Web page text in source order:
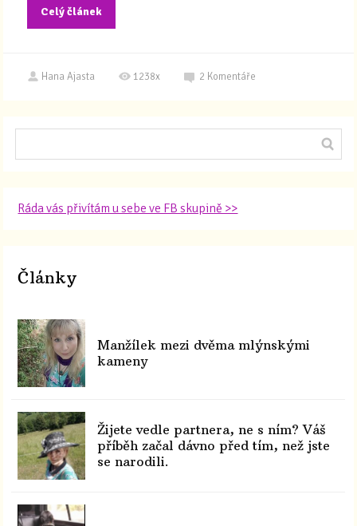
Celý článek
Hana Ajasta 1238x 2 Komentáře
Ráda vás přivítám u sebe ve FB skupině >>
Články
Manžílek mezi dvěma mlýnskými
kameny
Žijete vedle partnera, ne s ním? Váš
příběh začal dávno před tím, než jste
se narodili.